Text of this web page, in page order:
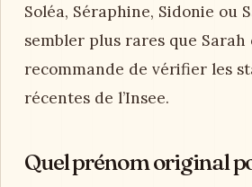
Soléa, Séraphine, Sidonie ou
sembler plus rares que Sarah
recommande de vérifier les
récentes de l’Insee.
Quel prénom original